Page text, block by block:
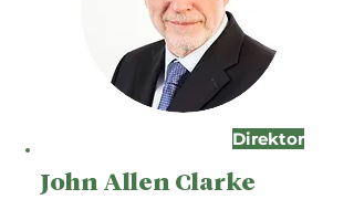
Direktor
John Allen Clarke